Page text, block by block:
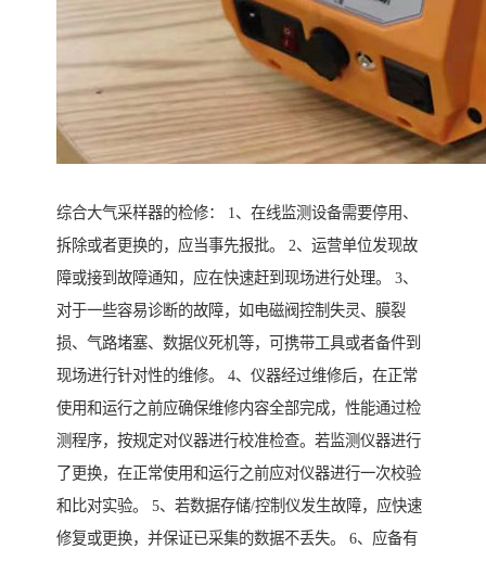
综合大气采样器的检修： 1、在线监测设备需要停用、
拆除或者更换的，应当事先报批。 2、运营单位发现故
障或接到故障通知，应在快速赶到现场进行处理。 3、
对于一些容易诊断的故障，如电磁阀控制失灵、膜裂
损、气路堵塞、数据仪死机等，可携带工具或者备件到
现场进行针对性的维修。 4、仪器经过维修后，在正常
使用和运行之前应确保维修内容全部完成，性能通过检
测程序，按规定对仪器进行校准检查。若监测仪器进行
了更换，在正常使用和运行之前应对仪器进行一次校验
和比对实验。 5、若数据存储/控制仪发生故障，应快速
修复或更换，并保证已采集的数据不丢失。 6、应备有